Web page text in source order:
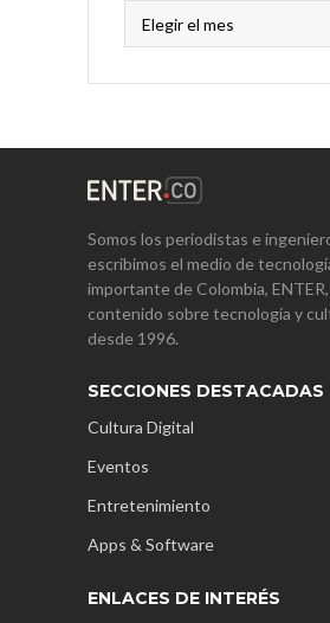
Somos los periodistas e
escribimos el medio de
importante de Colombia,
contenido sobre tecnología y
desde 1996.
SECCIONES DESTACADAS
Cultura Digital
Eventos
Entretenimiento
Apps & Software
ENLACES DE INTERÉS